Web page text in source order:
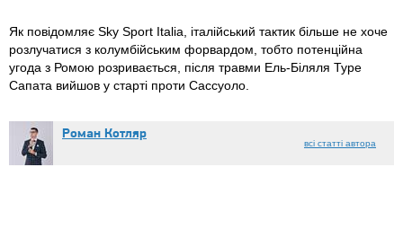
Як повідомляє Sky Sport Italia, італійський тактик більше не хоче
розлучатися з колумбійським форвардом, тобто потенційна
угода з Ромою розривається, після травми Ель-Біляля Туре
Сапата вийшов у старті проти Сассуоло.
Роман Котляр
всі статті автора